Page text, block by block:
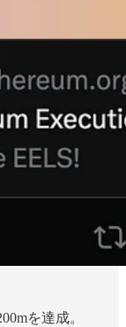
を達成。